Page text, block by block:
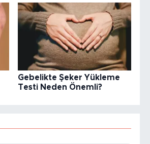
Gebelikte Şeker Yükleme
Testi Neden Önemli?